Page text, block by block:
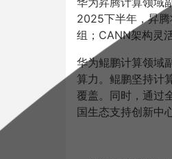
2025下半年，昇
组；CANN架构灵
华为鲲鹏计算领域
算力。鲲鹏坚持计
覆盖。同时，通过
国生态支持创新中